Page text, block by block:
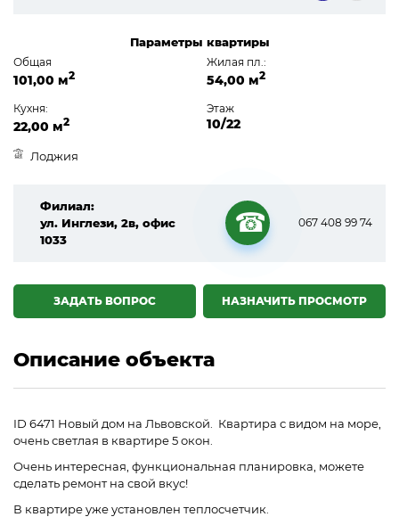
Параметры квартиры
Общая
101,00 м2
Жилая пл.:
54,00 м2
Кухня:
22,00 м2
Этаж
10/22
Лоджия
Филиал:
ул. Инглези, 2в, офис
1033
☎
067 408 99 74
НАЗНАЧИТЬ ПРОСМОТР
ЗАДАТЬ ВОПРОС
Описание объекта
ID 6471 Новый дом на Львовской. Квартира с видом на море,
очень светлая в квартире 5 окон.
Очень интересная, функциональная планировка, можете
сделать ремонт на свой вкус!
В квартире уже установлен теплосчетчик.